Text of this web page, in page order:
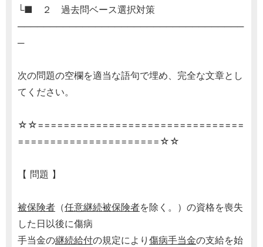
└■ ２ 過去問ベース選択対策
───────────────────────────────────
─
次の問題の空欄を適当な語句で埋め、完全な文章とし
てください。
☆☆================================
======================☆☆
【 問題 】
被保険者 （任意継続被保険者を除く。）の資格を喪失
した日以後に傷病
手当金の継続給付の規定により 傷病手当金の支給を始